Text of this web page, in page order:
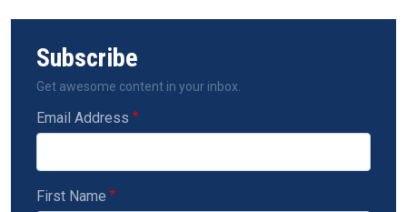
Subscribe
Get awesome content in your inbox.
Email Address
First Name